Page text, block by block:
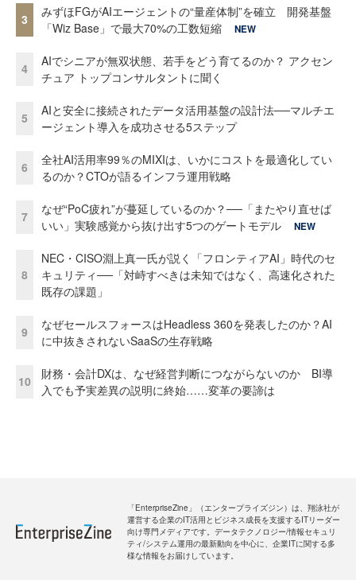
3
みずほFGがAIエージェントの“量産体制”を確立 開発基盤
「Wiz Base」で最大70%の工数短縮
NEW
4
AIでシニアが無双状態、若手をどう育てるのか？ アクセン
チュア トップコンサルタントに聞く
5
AIと安全に接続されたデータ活用基盤の設計法──マルチエ
ージェント導入を成功させる5ステップ
6
全社AI活用率99％のMIXIは、いかにコストを最適化してい
るのか？CTOが語るインフラ運用戦略
7
なぜ“PoC疲れ”が蔓延しているのか？──「またやり直せば
いい」実験感覚から抜け出す5つのゲートモデル
NEW
8
NEC・CISO淵上真一氏が説く「フロンティアAI」時代のセ
キュリティ──「対峙すべきは未知ではなく、高速化された
既存の課題」
9
なぜセールスフォースはHeadless 360を発表したのか？AI
に中抜きされないSaaSの生存戦略
10
財務・会計DXは、なぜ経営判断につながらないのか BI導
入でも予実差異の説明に終始……変革の要諦は
「EnterpriseZine」（エンタープライズジン）は、翔泳社が
運営する企業のIT活用とビジネス成長を支援するITリーダー
向け専門メディアです。データテクノロジー/情報セキュリ
ティ/システム運用の最新動向を中心に、企業ITに関する多
様な情報をお届けしています。